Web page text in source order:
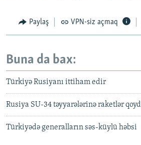
Paylaş VPN-siz açmaq
Buna da bax:
Türkiyə Rusiyanı ittiham edir
Rusiya SU-34 təyyarələrinə raketlər
Türkiyədə generalların səs-küylü həbsi